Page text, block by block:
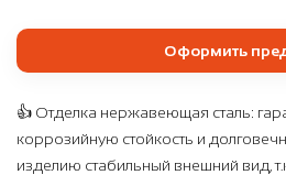
Оформить
👍 Отделка нержавеющая сталь:
коррозийную стойкость и
изделию стабильный внешний вид,